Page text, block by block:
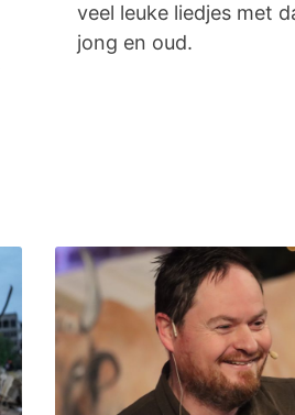
veel leuke liedjes met
jong en oud.